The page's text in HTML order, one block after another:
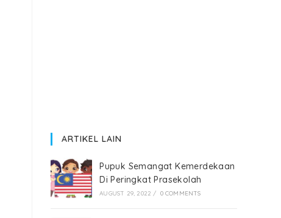
ARTIKEL LAIN
Pupuk Semangat Kemerdekaan
Di Peringkat Prasekolah
AUGUST 29, 2022 / 0 COMMENTS